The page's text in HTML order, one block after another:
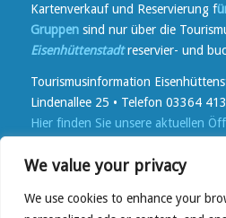
We value your privacy
We use cookies to enhance your
Kartenverkauf und Reservierung f
Gruppensind nur über die
Eisenhüttenstadt reservier- und
Tourismusinformation
Lindenallee 25 • Telefon 03364
Hier finden Sie unsere aktuellen
Lindenallee